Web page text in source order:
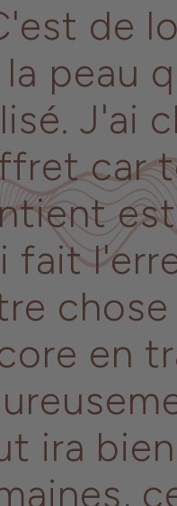
de
peau
J'ai
car
fait
en
ira